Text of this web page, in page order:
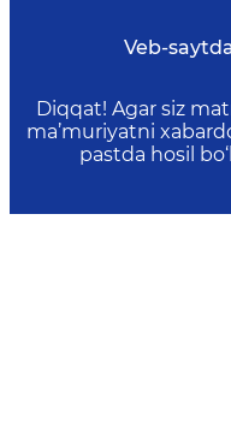
Veb-
Diqqat! Agar siz
ma’muriyatni
pastda hosil